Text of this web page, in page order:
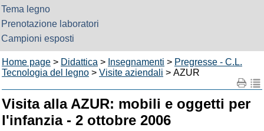
Tema legno
Prenotazione laboratori
Campioni esposti
Home page > Didattica > Insegnamenti > Pregresse - C.L.
Tecnologia del legno > Visite aziendali > AZUR
Visita alla AZUR: mobili e oggetti per
l'infanzia - 2 ottobre 2006